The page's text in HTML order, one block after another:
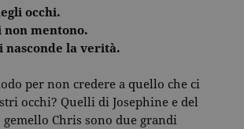
occhi.
non mentono.
nasconde la verità.
per non credere a quello che ci
occhi? Quelli di Josephine e del
Chris sono due grandi